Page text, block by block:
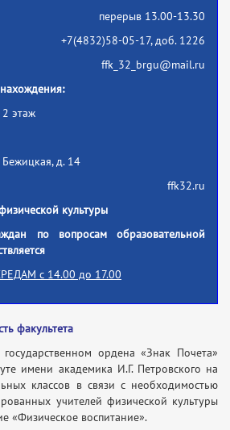
перерыв 13.00-13.30
+7(4832)58-05-17, доб. 1226
ffk_32_brgu@mail.ru
этаж
Бежицкая, д. 14
ffk32.ru
культуры
по вопросам образовательной
с 14.00 до 17.00
факультета
ордена «Знак Почета»
имени академика И.Г. Петровского на
классов в связи с необходимостью
учителей физической культуры
«Физическое воспитание».